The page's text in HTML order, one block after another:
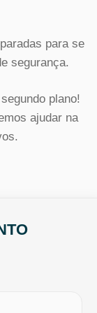
para se
segurança.
plano!
ajudar na